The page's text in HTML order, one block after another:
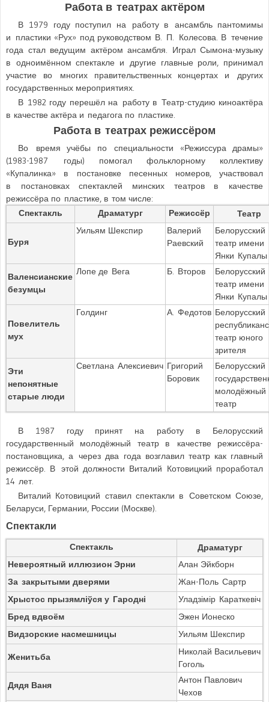
Работа в театрах актёром
В1979 году поступил на работу в ансамбль пантомимы
и пластики «Рух» под руководством В. П. Колесова. В течение
года стал ведущим актёром ансамбля. Играл Сымона-музыку
в одноимённом спектакле и другие главные роли, принимал
участие во многих правительственных концертах и других
государственных мероприятиях.
В 1982году перешёл на работу в Театр-студию киноактёра
в качестве актёра и педагога по пластике.
Работа в театрах режиссёром
Во время учёбы по специальности «Режиссура драмы»
(1983-1987 годы) помогал фольклорному коллективу
«Купалинка» в постановке песенных номеров, участвовал
в постановках спектаклей минских театров в качестве
режиссёра по пластике, в том числе:
Спектакль
Драматург Режиссёр Театр
Буря
Уильям Шекспир
Валерий
Раевский
Белорусский
театр имени
Янки Купалы
Валенсианские
безумцы
Лопе де Вега Б. Второв
Белорусский
театр имени
Янки Купалы
Повелитель
мух
Голдинг А. Федотов Белорусский
театр юного
зрителя
Эти
непонятные
старые люди
Светлана Алексиевич Григорий
Боровик
Белорусский
молодёжный
театр
В1987 году принят на работу в Белорусский
государственный молодёжный театр в качестве режиссёра-
постановщика, а через два года возглавил театр как главный
режиссёр. В этой должности Виталий Котовицкий проработал
14 лет.
Виталий Котовицкий ставил спектакли в Советском Союзе,
Беларуси, Германии, России (Москве).
Спектакли
Спектакль
Драматург
Невероятный иллюзион Эрни
Алан Эйкборн
За закрытыми дверями
Жан-Поль Сартр
Хрыстос прызямліўся у Гародні
Уладзімір Караткевіч
Бред вдвоём
Эжен Ионеско
Видзорские насмешницы
Уильям Шекспир
Женитьба
Николай Васильевич
Гоголь
Дядя Ваня
Антон Павлович
Чехов